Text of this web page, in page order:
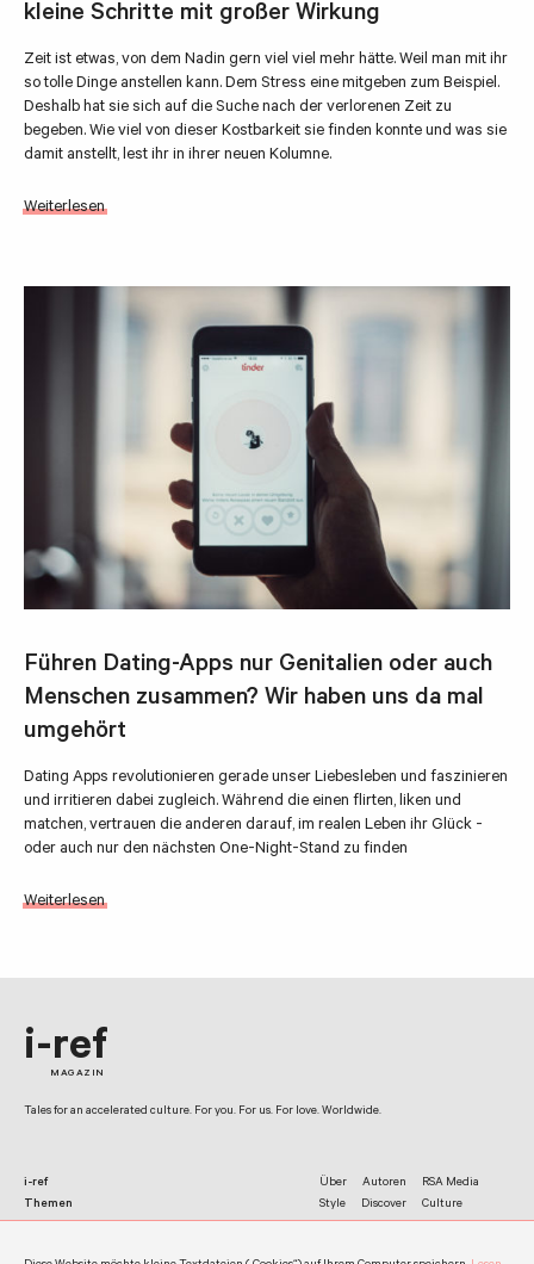
kleine Schritte mit großer Wirkung
Zeit ist etwas, von dem Nadin gern viel viel mehr hätte. Weil man mit ihr
so tolle Dinge anstellen kann. Dem Stress eine mitgeben zum Beispiel.
Deshalb hat sie sich auf die Suche nach der verlorenen Zeit zu
begeben. Wie viel von dieser Kostbarkeit sie finden konnte und was sie
damit anstellt, lest ihr in ihrer neuen Kolumne.
Weiterlesen
Führen Dating-Apps nur Genitalien oder auch
Menschen zusammen? Wir haben uns da mal
umgehört
Dating Apps revolutionieren gerade unser Liebesleben und faszinieren
und irritieren dabei zugleich. Während die einen flirten, liken und
matchen, vertrauen die anderen darauf, im realen Leben ihr Glück -
oder auch nur den nächsten One-Night-Stand zu finden
Weiterlesen
i-ref
MAGAZIN
Tales for an accelerated culture. For you. For us. For love. Worldwide.
i-ref Über Autoren
RSA Media
Themen
Style Discover
Culture